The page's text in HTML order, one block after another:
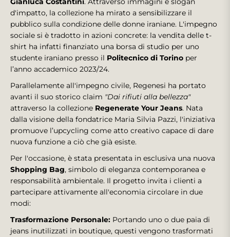
d'impatto, la collezione ha mirato a sensibilizzare il
pubblico sulla condizione delle donne iraniane. L'impegno
sociale si è tradotto in azioni concrete: la vendita delle t-
shirt ha infatti finanziato una borsa di studio per uno
studente iraniano presso il Politecnico di Torino per
l’anno accademico 2023/24.
Parallelamente all'impegno civile, Regenesi ha portato
avanti il suo storico claim "Dai rifiuti alla bellezza"
attraverso la collezione Regenerate Your Jeans. Nata
dalla visione della fondatrice Maria Silvia Pazzi, l'iniziativa
promuove l’upcycling come atto creativo capace di dare
nuova funzione a ciò che già esiste.
Per l'occasione, è stata presentata in esclusiva una nuova
Shopping Bag, simbolo di eleganza contemporanea e
responsabilità ambientale. Il progetto invita i clienti a
partecipare attivamente all'economia circolare in due
modi:
Trasformazione Personale: Portando uno o due paia di
jeans inutilizzati in boutique, questi vengono trasformati